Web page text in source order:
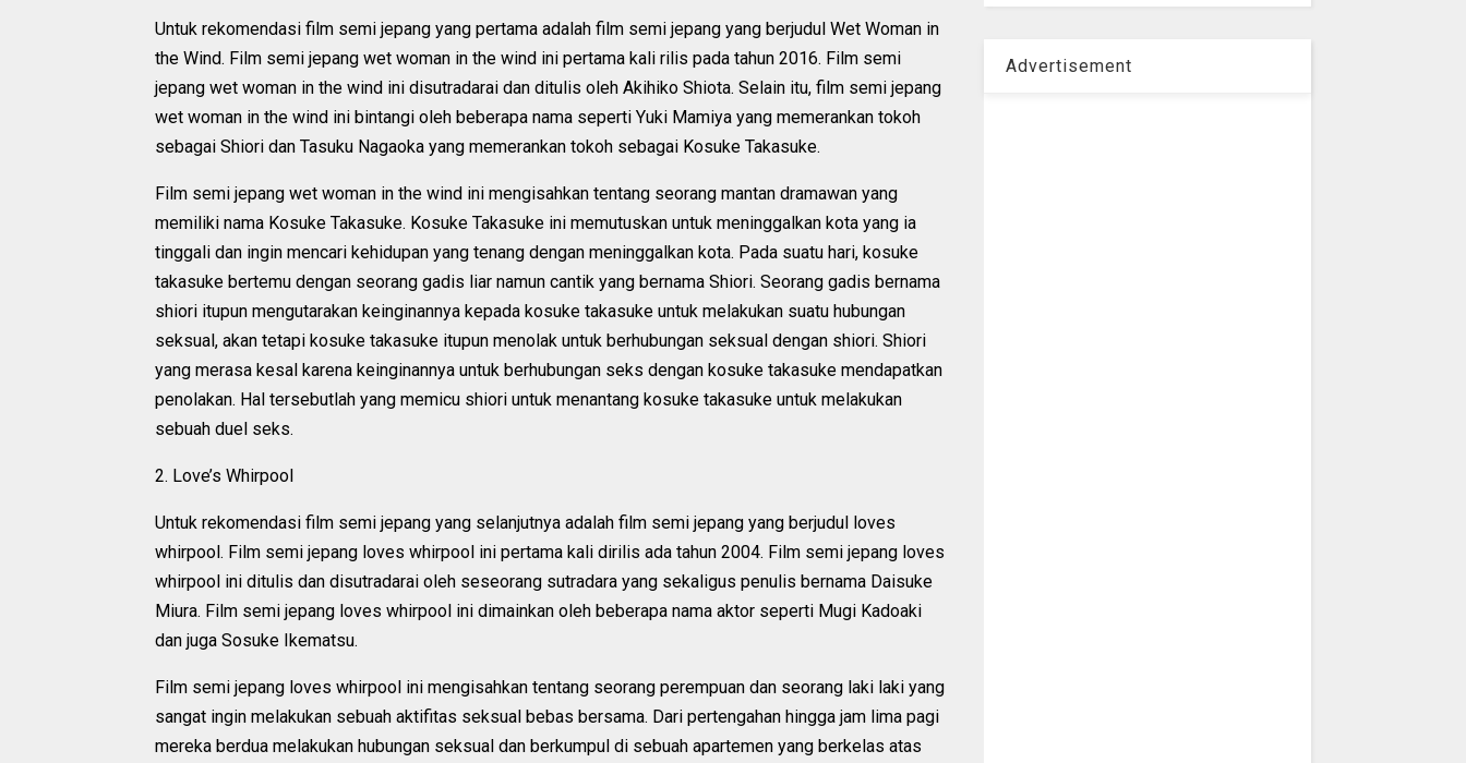
Untuk rekomendasi film semi jepang yang pertama adalah film semi jepang yang berjudul Wet Woman in
the Wind. Film semi jepang wet woman in the wind ini pertama kali rilis pada tahun 2016. Film semi
jepang wet woman in the wind ini disutradarai dan ditulis oleh Akihiko Shiota. Selain itu, film semi jepang
wet woman in the wind ini bintangi oleh beberapa nama seperti Yuki Mamiya yang memerankan tokoh
sebagai Shiori dan Tasuku Nagaoka yang memerankan tokoh sebagai Kosuke Takasuke.
Film semi jepang wet woman in the wind ini mengisahkan tentang seorang mantan dramawan yang
memiliki nama Kosuke Takasuke. Kosuke Takasuke ini memutuskan untuk meninggalkan kota yang ia
tinggali dan ingin mencari kehidupan yang tenang dengan meninggalkan kota. Pada suatu hari, kosuke
takasuke bertemu dengan seorang gadis liar namun cantik yang bernama Shiori. Seorang gadis bernama
shiori itupun mengutarakan keinginannya kepada kosuke takasuke untuk melakukan suatu hubungan
seksual, akan tetapi kosuke takasuke itupun menolak untuk berhubungan seksual dengan shiori. Shiori
yang merasa kesal karena keinginannya untuk berhubungan seks dengan kosuke takasuke mendapatkan
penolakan. Hal tersebutlah yang memicu shiori untuk menantang kosuke takasuke untuk melakukan
sebuah duel seks.
2. Love’s Whirpool
Untuk rekomendasi film semi jepang yang selanjutnya adalah film semi jepang yang berjudul loves
whirpool. Film semi jepang loves whirpool ini pertama kali dirilis ada tahun 2004. Film semi jepang loves
whirpool ini ditulis dan disutradarai oleh seseorang sutradara yang sekaligus penulis bernama Daisuke
Miura. Film semi jepang loves whirpool ini dimainkan oleh beberapa nama aktor seperti Mugi Kadoaki
dan juga Sosuke Ikematsu.
Film semi jepang loves whirpool ini mengisahkan tentang seorang perempuan dan seorang laki laki yang
sangat ingin melakukan sebuah aktifitas seksual bebas bersama. Dari pertengahan hingga jam lima pagi
mereka berdua melakukan hubungan seksual dan berkumpul di sebuah apartemen yang berkelas atas
Advertisement